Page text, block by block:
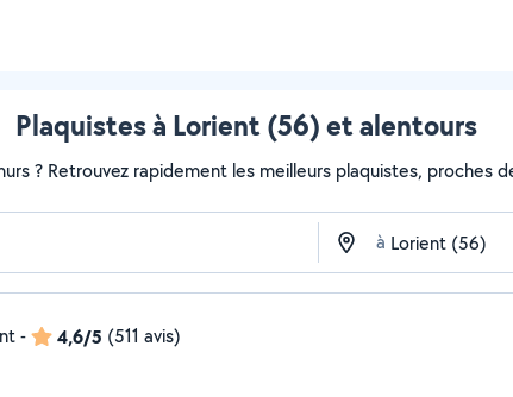
Plaquistes à Lorient (56) et alentours
? Retrouvez rapidement les meilleurs plaquistes, proches
à
- 4,6/5 (511 avis)